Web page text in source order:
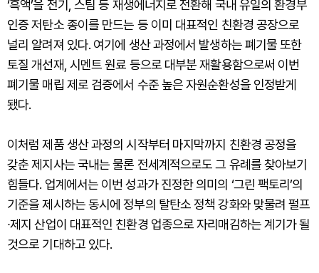
‘흑액’을 전기, 스팀 등 재생에너지로 전환해 국내 유일의 환경부
인증 저탄소 종이를 만드는 등 이미 대표적인 친환경 공장으로
널리 알려져 있다. 여기에 생산 과정에서 발생하는 폐기물 또한
토질 개선재, 시멘트 원료 등으로 대부분 재활용함으로써 이번
폐기물 매립 제로 검증에서 수준 높은 자원순환성을 인정받게
됐다.
이처럼 제품 생산 과정의 시작부터 마지막까지 친환경 공정을
갖춘 제지사는 국내는 물론 전세계적으로도 그 유례를 찾아보기
힘들다. 업계에서는 이번 성과가 진정한 의미의 ‘그린 팩토리’의
기준을 제시하는 동시에 정부의 탈탄소 정책 강화와 맞물려 펄프
∙제지 산업이 대표적인 친환경 업종으로 자리매김하는 계기가 될
것으로 기대하고 있다.